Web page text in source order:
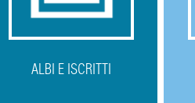
ALBI E ISCRITTI